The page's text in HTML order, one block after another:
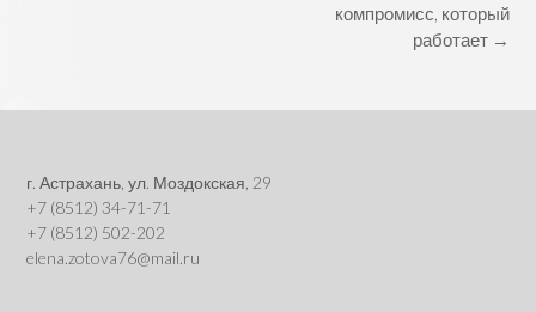
компромисс, который
работает →
г. Астрахань, ул. Моздокская, 29
+7 (8512) 34-71-71
+7 (8512) 502-202
elena.zotova76@mail.ru